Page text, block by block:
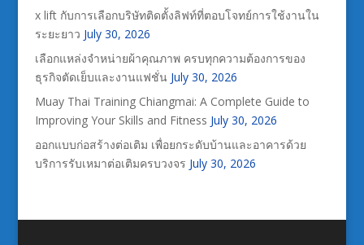
x lift กับการเลือกบริษัทติดตั้งลิฟท์ที่ตอบโจทย์การใช้งานใน
ระยะยาว July 30, 2026
เลือกแหล่งจำหน่ายผ้าคุณภาพ ครบทุกความต้องการของ
ธุรกิจตัดเย็บและงานแฟชั่น July 30, 2026
Muay Thai Training Chiangmai: A Complete Guide to
Improving Your Skills and Fitness July 30, 2026
ออกแบบก่อสร้างต่อเติม เพื่อยกระดับบ้านและอาคารด้วย
บริการรับเหมาต่อเติมครบวงจร July 30, 2026